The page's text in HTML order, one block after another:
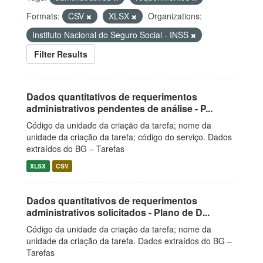
Formats:
CSV XLSX
Organizations:
Instituto Nacional do Seguro Social - INSS
Filter Results
Dados quantitativos de requerimentos
administrativos pendentes de análise - P...
Código da unidade da criação da tarefa; nome da
unidade da criação da tarefa; código do serviço. Dados
extraídos do BG – Tarefas
XLSX CSV
Dados quantitativos de requerimentos
administrativos solicitados - Plano de D...
Código da unidade da criação da tarefa; nome da
unidade da criação da tarefa. Dados extraídos do BG –
Tarefas